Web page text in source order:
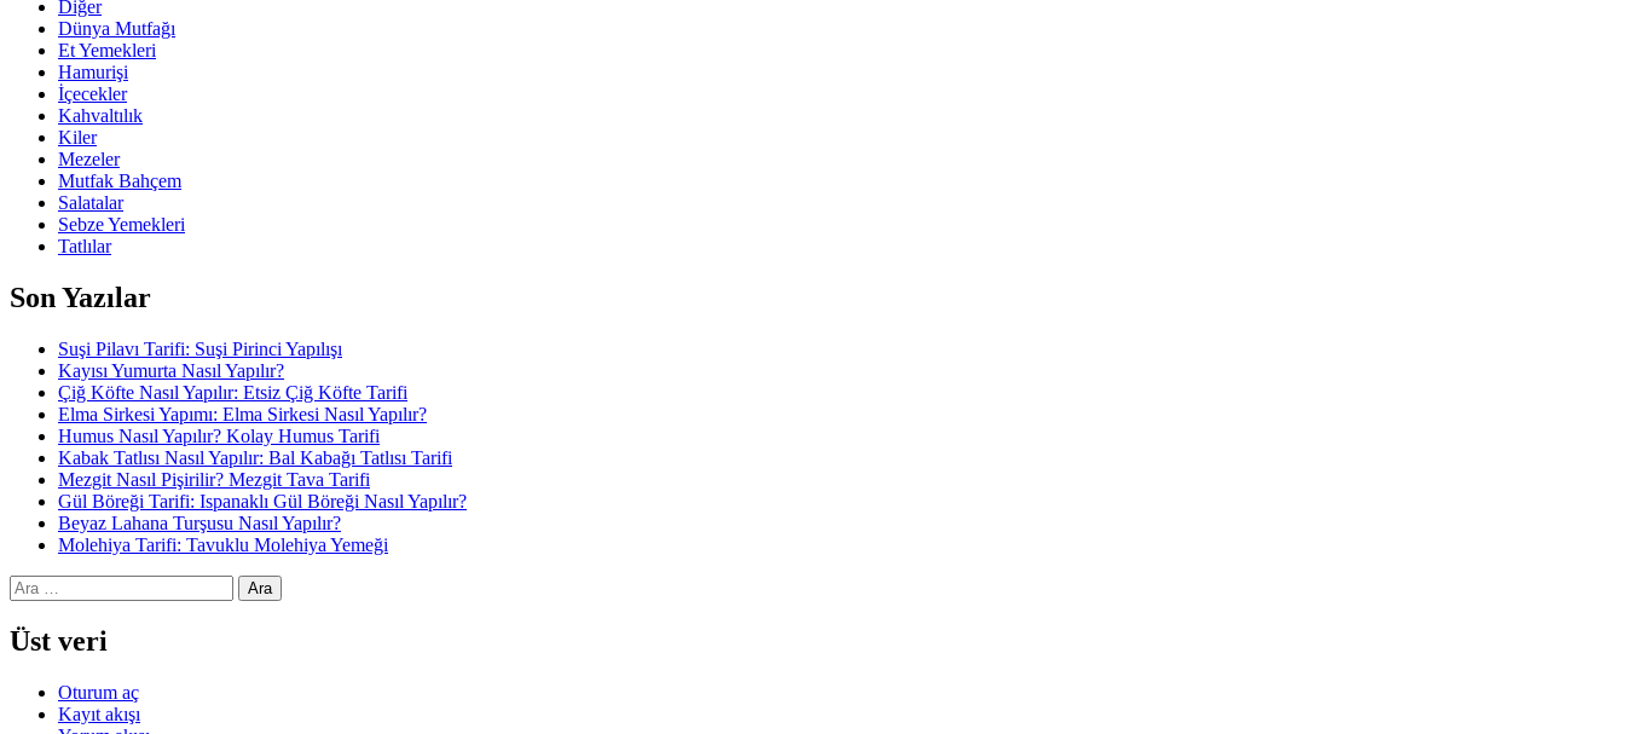
Diğer
Dünya Mutfağı
Et Yemekleri
Hamurişi
İçecekler
Kahvaltılık
Kiler
Mezeler
Mutfak Bahçem
Salatalar
Sebze Yemekleri
Tatlılar
Son Yazılar
Suşi Pilavı Tarifi: Suşi Pirinci Yapılışı
Kayısı Yumurta Nasıl Yapılır?
Çiğ Köfte Nasıl Yapılır: Etsiz Çiğ Köfte Tarifi
Elma Sirkesi Yapımı: Elma Sirkesi Nasıl Yapılır?
Humus Nasıl Yapılır? Kolay Humus Tarifi
Kabak Tatlısı Nasıl Yapılır: Bal Kabağı Tatlısı Tarifi
Mezgit Nasıl Pişirilir? Mezgit Tava Tarifi
Gül Böreği Tarifi: Ispanaklı Gül Böreği Nasıl Yapılır?
Beyaz Lahana Turşusu Nasıl Yapılır?
Molehiya Tarifi: Tavuklu Molehiya Yemeği
Arama:
Üst veri
Oturum aç
Kayıt akışı